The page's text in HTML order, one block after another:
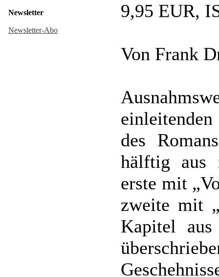
Newsletter
Newsletter-Abo
9,95 EUR,
Von Frank
des
hälftig aus
erste mit
zweite mit
Kapitel